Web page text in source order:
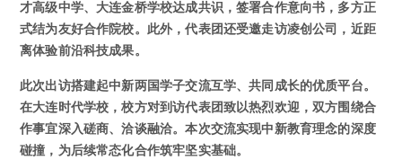
才高级中学、大连金桥学校达成共识，签署合作意向书，多方正
式结为友好合作院校。此外，代表团还受邀走访凌创公司，近距
离体验前沿科技成果。
此次出访搭建起中新两国学子交流互学、共同成长的优质平台。
在大连时代学校，校方对到访代表团致以热烈欢迎，双方围绕合
作事宜深入磋商、洽谈融洽。本次交流实现中新教育理念的深度
碰撞，为后续常态化合作筑牢坚实基础。